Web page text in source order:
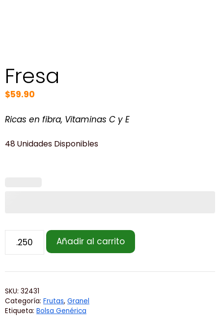
Fresa
$59.90
Ricas en fibra, Vitaminas C y E
48 Unidades Disponibles
Añadir al carrito
SKU: 32431
Categoría: Frutas, Granel
Etiqueta: Bolsa Genérica